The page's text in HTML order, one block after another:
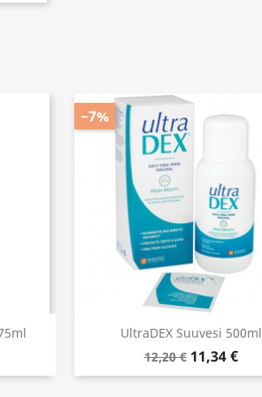
UltraDEX Suuvesi 500ml
12,20 € 11,34 €
−7%